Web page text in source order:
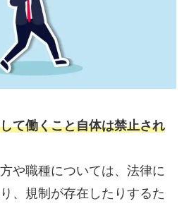
て働くこと自体は禁止され
や職種については、法律に
、規制が存在したりするた